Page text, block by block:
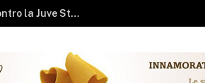
Campobasso, il 9 agosto l’ultima amichevole contro la Juve Stabia